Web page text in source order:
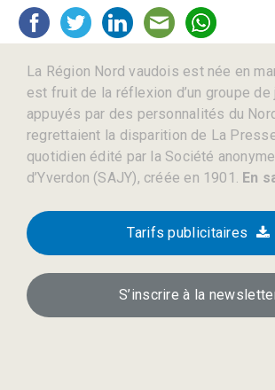
La Région Nord vaudois est née en
est fruit de la réflexion d’un groupe de
appuyés par des personnalités du
regrettaient la disparition de La
quotidien édité par la Société
d’Yverdon (SAJY), créée en 1901. En
Tarifs publicitaires
S’inscrire à la